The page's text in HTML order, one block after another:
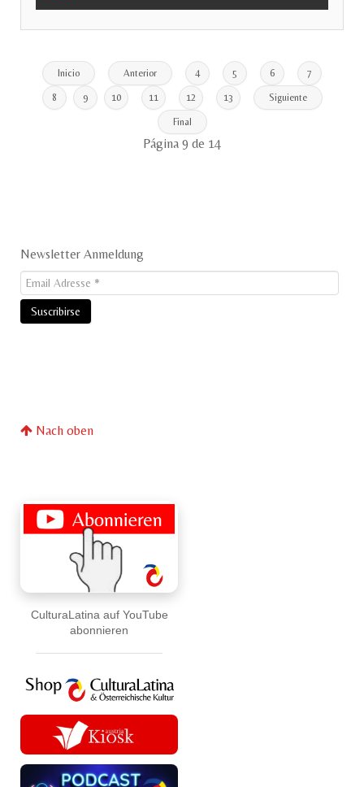
CulturaLatina auf YouTube
abonnieren
Inicio Anterior 4 5 6 7
8 9 10 11 12 13 Siguiente
Final
Página 9 de 14
Newsletter Anmeldung
Nach oben